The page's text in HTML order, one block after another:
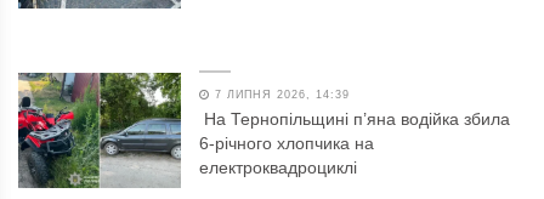
7 ЛИПНЯ 2026, 14:39
На Тернопільщині п’яна водійка збила
6-річного хлопчика на
електроквадроциклі